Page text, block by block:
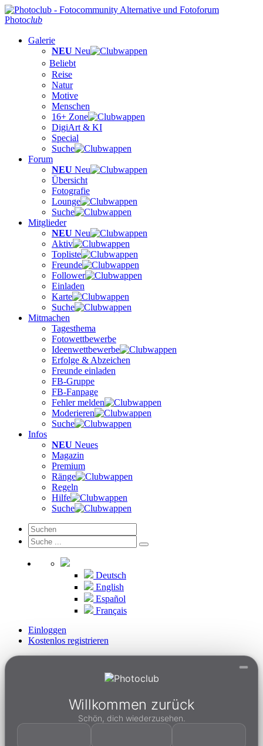
Photoclub
Galerie
NEU Neu
Beliebt
Reise
Natur
Motive
Menschen
16+ Zone
DigiArt & KI
Special
Suche
Forum
NEU Neu
Übersicht
Fotografie
Lounge
Suche
Mitglieder
NEU Neu
Aktiv
Topliste
Freunde
Follower
Einladen
Karte
Suche
Mitmachen
Tagesthema
Fotowettbewerbe
Ideenwettbewerbe
Erfolge & Abzeichen
Freunde einladen
FB-Gruppe
FB-Fanpage
Fehler melden
Moderieren
Suche
Infos
NEU Neues
Magazin
Premium
Ränge
Regeln
Hilfe
Suche
Deutsch
English
Español
Français
Einloggen
Kostenlos registrieren
Willkommen zurück
Schön, dich wiederzusehen.